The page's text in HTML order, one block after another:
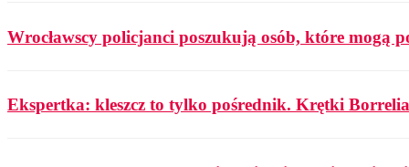
Wrocławscy policjanci poszukują osób, które mogą
Ekspertka: kleszcz to tylko pośrednik. Krętki Borrelia